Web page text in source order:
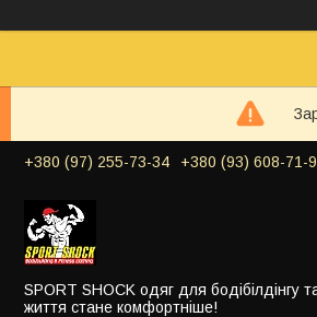
+380 (97) 255-73-34 +380 (93) 608-71-
SPORT SHOCK одяг для бодібілдінгу
життя стане комфортніше!